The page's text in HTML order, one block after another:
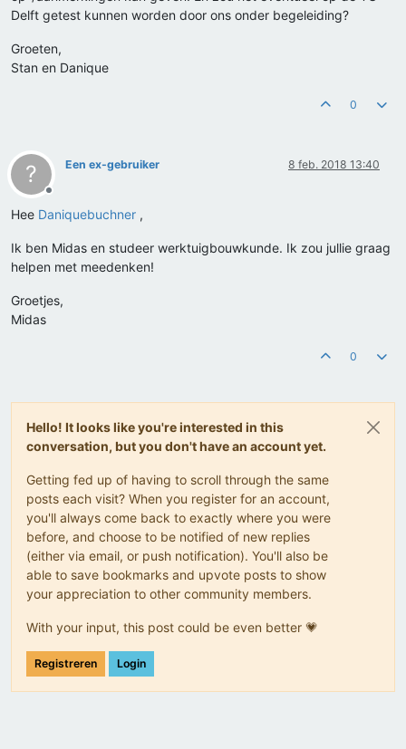
Delft getest kunnen worden door ons onder begeleiding?
Groeten,
Stan en Danique
0
?
Offline
Een ex-gebruiker 8 feb. 2018 13:40
Hee Daniquebuchner ,
Ik ben Midas en studeer werktuigbouwkunde. Ik zou jullie graag
helpen met meedenken!
Groetjes,
Midas
0
Hello! It looks like you're interested in this
conversation, but you don't have an account yet.
Getting fed up of having to scroll through the same
posts each visit? When you register for an account,
you'll always come back to exactly where you were
before, and choose to be notified of new replies
(either via email, or push notification). You'll also be
able to save bookmarks and upvote posts to show
your appreciation to other community members.
With your input, this post could be even better 💗
Registreren Login